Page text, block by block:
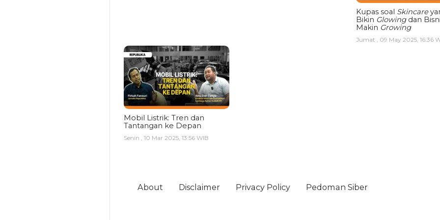
Kupas soal Skincare
Bikin Glowingdan
Makin Growing
Jumat , 09 May 2025, 16:36
Mobil Listrik: Tren dan
Tantangan ke Depan
Senin , 10 Mar 2025, 13:56 WIB
About Disclaimer Privacy Policy Pedoman Siber